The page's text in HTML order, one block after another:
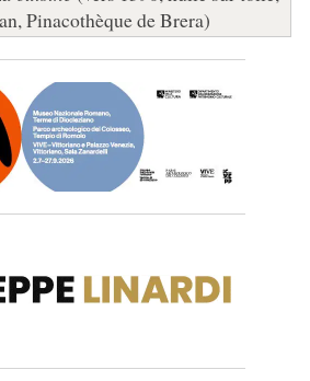
Pinacothèque de Brera)